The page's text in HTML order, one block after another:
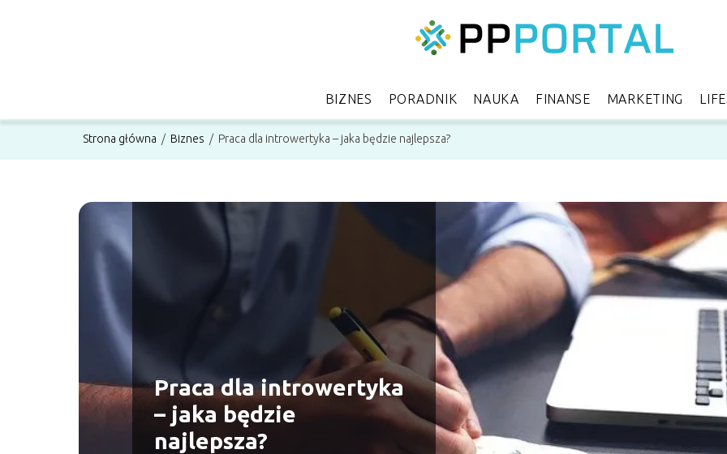
BIZNES PORADNIK NAUKA FINANSE MARKETING
Strona główna / Biznes / Praca dla introwertyka – jaka będzie najlepsza?
Praca dla introwertyka
– jaka będzie
najlepsza?